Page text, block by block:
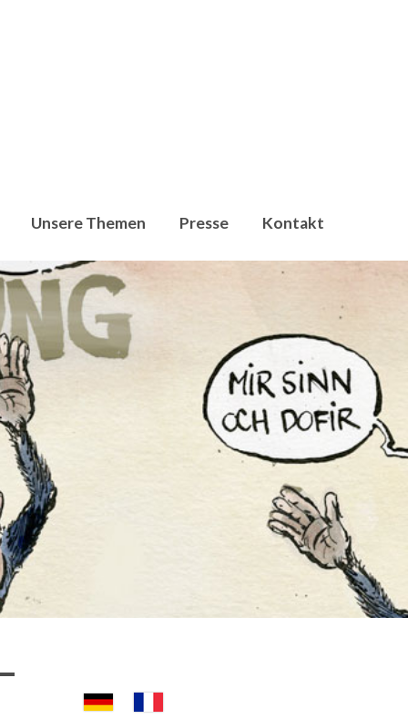
2009 setzen wir uns für die klima- und energiepolitische
Unsere Themen Presse Kontakt